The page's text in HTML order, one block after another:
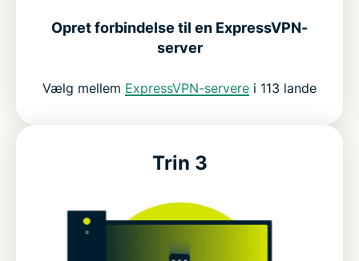
Opret forbindelse til en ExpressVPN-
server
Vælg mellem ExpressVPN-servere i 113 lande
Trin 3